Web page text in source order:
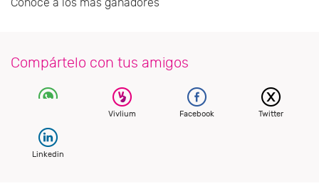
Conoce a los mas ganadores
Compártelo con tus amigos
Vivlium Facebook Twitter
Linkedin